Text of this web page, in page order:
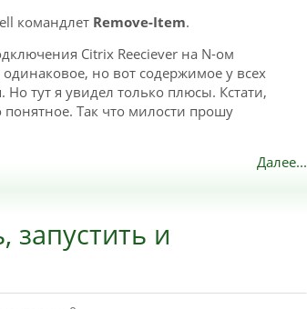
командлет Remove-Item.
Citrix Reeciever на N-ом
но вот содержимое у всех
тут я увидел только плюсы. Кстати,
Так что милости прошу
Далее...
запустить и